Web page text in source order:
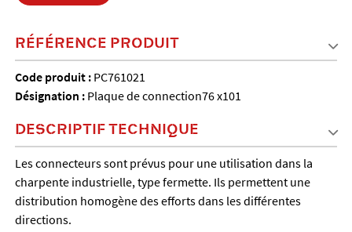
RÉFÉRENCE PRODUIT
Code produit : PC761021
Désignation : Plaque de connection76 x101
DESCRIPTIF TECHNIQUE
Les connecteurs sont prévus pour une utilisation dans la
charpente industrielle, type fermette. Ils permettent une
distribution homogène des efforts dans les différentes
directions.